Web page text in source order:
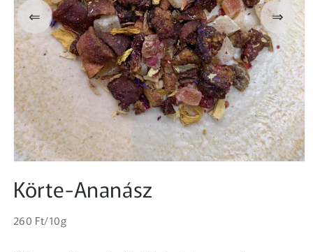
⇐
megnyitása
a
párbeszédpanelen
⇒
Körte-Ananász
Normál
Egységár
260 Ft/10g